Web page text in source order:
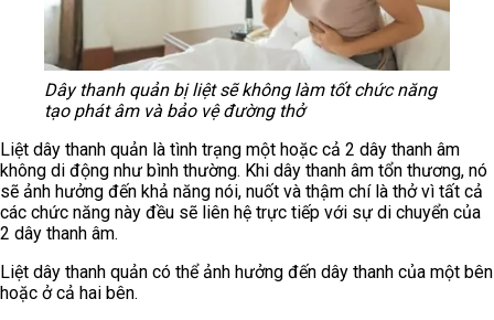
Dây thanh quản bị liệt sẽ không làm tốt chức năng
tạo phát âm và bảo vệ đường thở
Liệt dây thanh quản là tình trạng một hoặc cả 2 dây thanh âm
không di động như bình thường. Khi dây thanh âm tổn thương, nó
sẽ ảnh hưởng đến khả năng nói, nuốt và thậm chí là thở vì tất cả
các chức năng này đều sẽ liên hệ trực tiếp với sự di chuyển của
2 dây thanh âm.
Liệt dây thanh quản có thể ảnh hưởng đến dây thanh của một bên
hoặc ở cả hai bên.